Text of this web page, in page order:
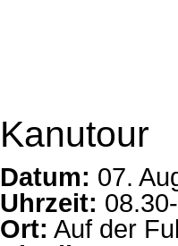
Kanutour
Datum: 07.
Uhrzeit:
Ort: Auf der